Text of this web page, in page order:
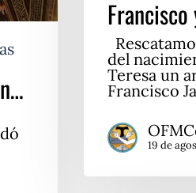
Francisco
del
Teresa un
Francisco
19 de